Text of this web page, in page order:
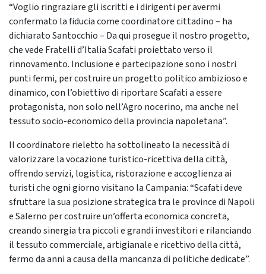
“Voglio ringraziare gli iscritti e i dirigenti per avermi
confermato la fiducia come coordinatore cittadino – ha
dichiarato Santocchio – Da qui prosegue il nostro progetto,
che vede Fratelli d’Italia Scafati proiettato verso il
rinnovamento. Inclusione e partecipazione sono i nostri
punti fermi, per costruire un progetto politico ambizioso e
dinamico, con l’obiettivo di riportare Scafati a essere
protagonista, non solo nell’Agro nocerino, ma anche nel
tessuto socio-economico della provincia napoletana”.
Il coordinatore rieletto ha sottolineato la necessità di
valorizzare la vocazione turistico-ricettiva della città,
offrendo servizi, logistica, ristorazione e accoglienza ai
turisti che ogni giorno visitano la Campania: “Scafati deve
sfruttare la sua posizione strategica tra le province di Napoli
e Salerno per costruire un’offerta economica concreta,
creando sinergia tra piccoli e grandi investitori e rilanciando
il tessuto commerciale, artigianale e ricettivo della città,
fermo da anni a causa della mancanza di politiche dedicate”.